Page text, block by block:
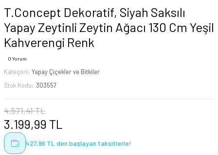
T.Concept Dekoratif, Siyah Saksılı
Yapay Zeytinli Zeytin Ağacı 130 Cm Yeşil
Kahverengi Renk
0 Yorum
Kategori
Yapay Çiçekler ve Bitkiler
Stok Kodu
303557
4.571,41 TL
3.199,99 TL
427,96 TL den başlayan taksitlerle!